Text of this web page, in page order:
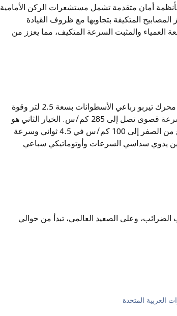
مزودة بأنظمة أمان متقدمة تشمل مستشعرات الركن الأمامية
المتكيفة بتجاوبها مع ظروف القيادة
العمياء والمثبت السرعة المتكيف، مما يعزز من
تقدم بورشه بوكستر 2024 ثلاثة خيارات من المحركات. الخيار الأول هو محرك تيربو رباعي الأسطوانات بسعة 2.5 لتر وقوة
350 حصان، يحقق تسارع من الصفر إلى 100 كم/س في 4.6 ثواني وسرعة قصوى تصل إلى 285 كم/س. الخيار الثاني هو
محرك سداسي الأسطوانات بسعة 4 لتر وقوة 394 حصان، يحقق تسارع من الصفر إلى 100 كم/س في 4.5 ثواني وسرعة
بين يدوي سداسي السرعات وأوتوماتيكي سباعي
ريال سعودي بعد احتساب الضرائب، وعلى الصعيد العالمي، تبدأ من حوالي